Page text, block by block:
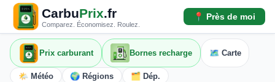
CarbuPrix.fr
Comparez. Économisez. Roulez.
📍 Près de moi
Prix carburant Bornes recharge 🗺️ Carte
🌤️ Météo 🌍 Régions
🗂️ Dép.